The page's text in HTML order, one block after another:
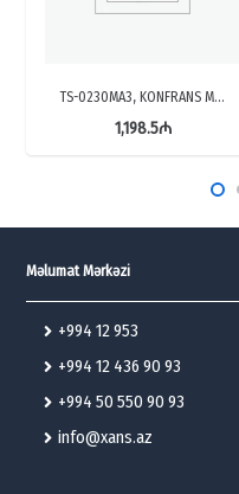
TS-0230MA3, KONFRANS M…
1,198.5₼
Məlumat Mərkəzi
+994 12 953
+994 12 436 90 93
+994 50 550 90 93
info@xans.az